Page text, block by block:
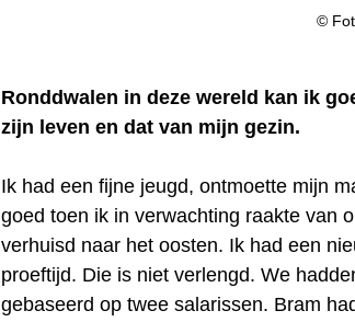
©
Ronddwalen in deze wereld kan ik
zijn leven en dat van mijn gezin.
Ik had een fijne jeugd, ontmoette mijn
goed toen ik in verwachting raakte van
verhuisd naar het oosten. Ik had een
proeftijd. Die is niet verlengd. We
gebaseerd op twee salarissen. Bram